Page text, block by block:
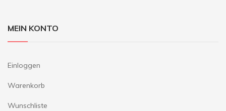
MEIN KONTO
Einloggen
Warenkorb
Wunschliste